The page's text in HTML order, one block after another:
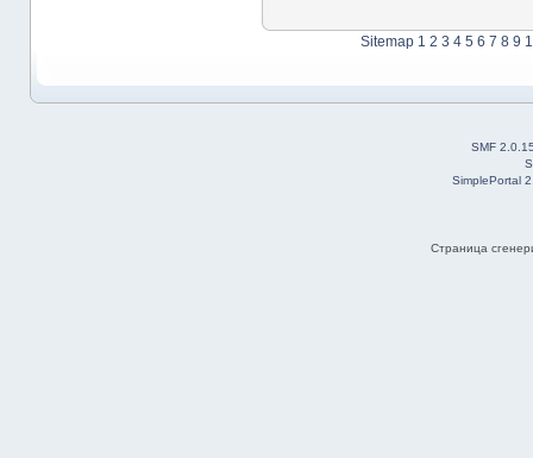
Sitemap 1 2 3 4 5 6 7 8 9
SMF
SimplePortal
Страница